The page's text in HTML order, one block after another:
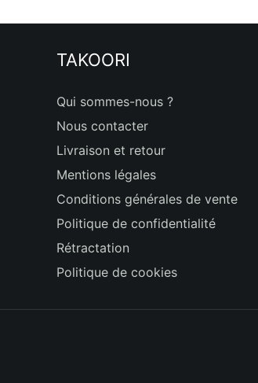
TAKOORI
Qui sommes-nous ?
Nous contacter
Livraison et retour
Mentions légales
Conditions générales de vente
Politique de confidentialité
Rétractation
Politique de cookies